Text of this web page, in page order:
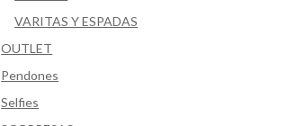
VARITAS Y ESPADAS
OUTLET
Pendones
Selfies